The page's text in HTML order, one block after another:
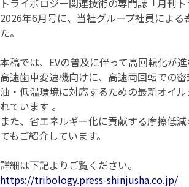
トライボロジー関連技術の専門誌「月刊ト
2026年6月号に、当社グループ社員による
た。
本稿では、EVの普及に伴って高回転化が
高速歯車変速機向けに、高速両回転での
油・低温環境に対応するための最新オイ
れています 。
また、省エネルギー化に貢献する摩擦低
てもご紹介しています。
詳細は下記よりご覧ください。
https://tribology.press-shinjusha.co.jp/